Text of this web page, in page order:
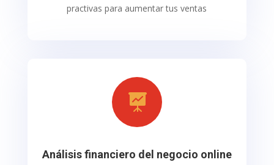
practivas para aumentar tus ventas

Análisis financiero del negocio online